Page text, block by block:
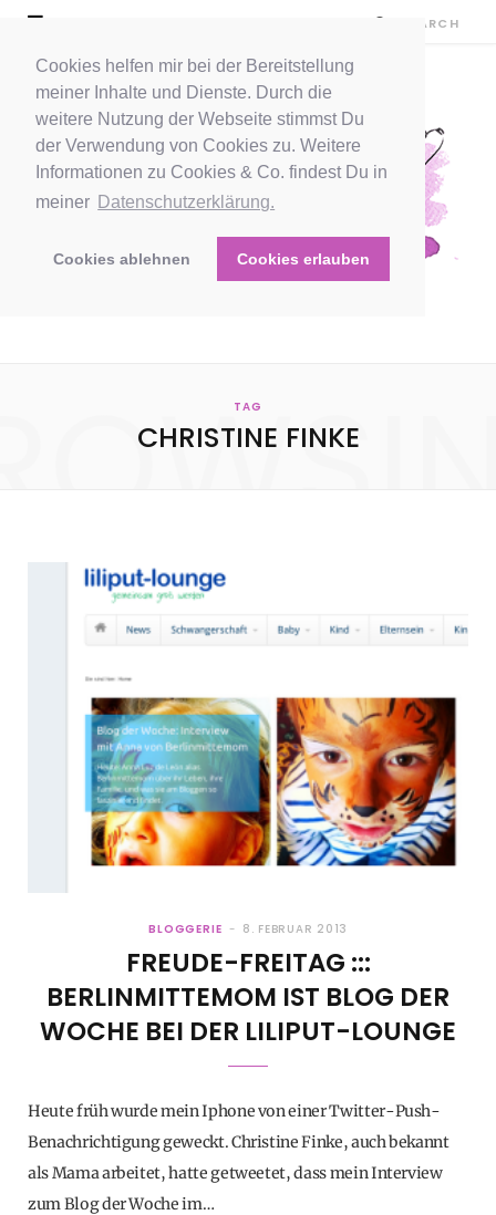
Cookies helfen mir bei der Bereitstellung
meiner Inhalte und Dienste. Durch die
weitere Nutzung der Webseite stimmst Du
der Verwendung von Cookies zu. Weitere
Informationen zu Cookies & Co. findest Du in
meiner Datenschutzerklärung.
Cookies ablehnen Cookies erlauben
TAG
CHRISTINE FINKE
BLOGGERIE 8. FEBRUAR 2013
FREUDE-FREITAG :::
BERLINMITTEMOM IST BLOG DER
WOCHE BEI DER LILIPUT-LOUNGE
Heute früh wurde mein Iphone von einer Twitter-Push-
Benachrichtigung geweckt. Christine Finke, auch bekannt
als Mama arbeitet, hatte getweetet, dass mein Interview
zum Blog der Woche im…